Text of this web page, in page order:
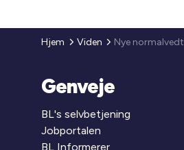
Hjem Viden
Genveje
BL's selvbetjening
Jobportalen
BL Informerer